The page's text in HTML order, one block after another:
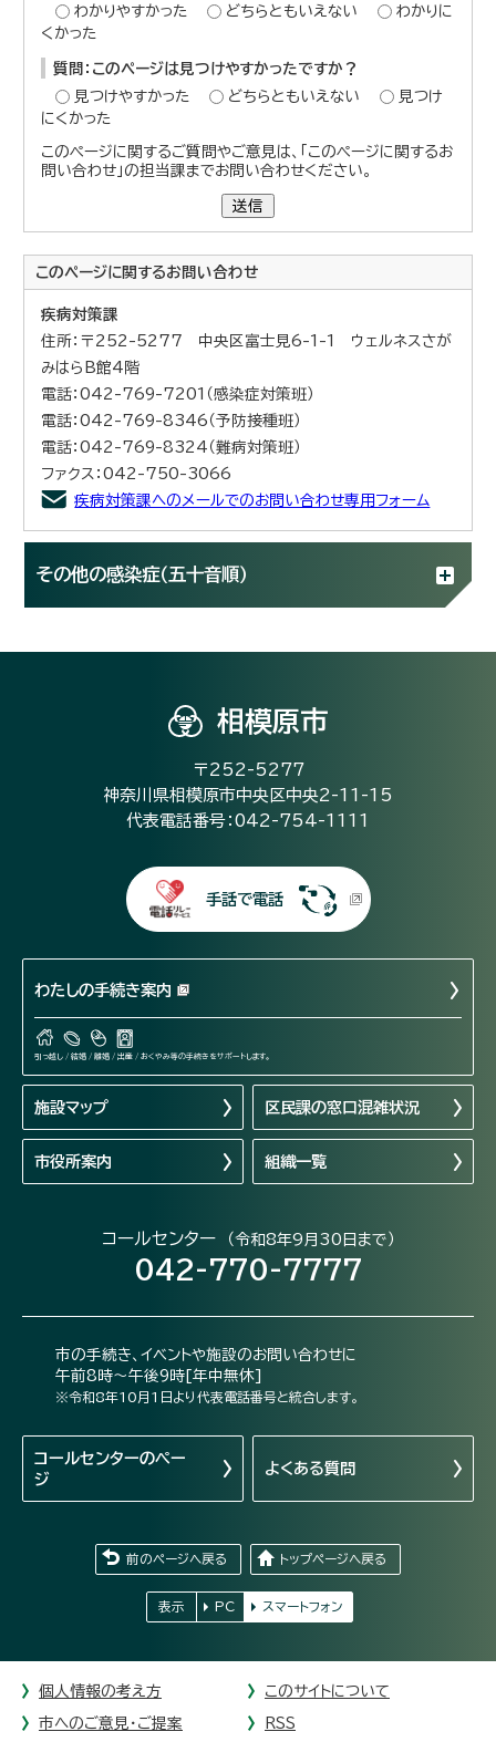
わかりやすかった
どちらともいえない
わかりに
くかった
質問：このページは見つけやすかったですか？
見つけやすかった
どちらともいえない
見つけ
にくかった
このページに関するご質問やご意見は、「このページに関するお
問い合わせ」の担当課までお問い合わせください。
送信
このページに関するお問い合わせ
疾病対策課
住所：〒252-5277 中央区富士見6-1-1 ウェルネスさが
みはらB館4階
電話：042-769-7201（感染症対策班）
電話：042-769-8346（予防接種班）
電話：042-769-8324（難病対策班）
ファクス：042-750-3066
疾病対策課へのメールでのお問い合わせ専用フォーム
その他の感染症（五十音順）
相模原市
〒252-5277
神奈川県相模原市中央区中央2-11-15
代表電話番号：042-754-1111
手話で電話
わたしの手続き案内
引っ越し / 結婚 / 離婚 / 出産 / おくやみ等の手続きをサポートします。
施設マップ 区民課の窓口混雑状況
市役所案内 組織一覧
コールセンター （令和8年9月30日まで）
042-770-7777
市の手続き、イベントや施設のお問い合わせに
午前8時～午後9時[年中無休]
※令和8年10月1日より代表電話番号と統合します。
コールセンターのペー
ジ
よくある質問
前のページへ戻る トップページへ戻る
表示 PC スマートフォン
個人情報の考え方 このサイトについて
市へのご意見・ご提案 RSS